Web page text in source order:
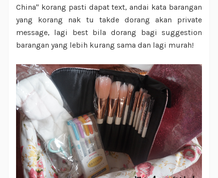
China" korang pasti dapat text, andai kata barangan
yang korang nak tu takde dorang akan private
message, lagi best bila dorang bagi suggestion
barangan yang lebih kurang sama dan lagi murah!